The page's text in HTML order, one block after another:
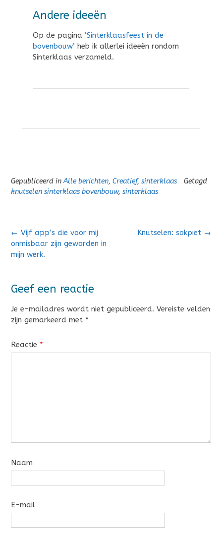
Andere ideeën
Op de pagina ‘Sinterklaasfeest in de
bovenbouw‘ heb ik allerlei ideeën rondom
Sinterklaas verzameld.
Gepubliceerd inAlle berichten, Creatief, sinterklaas
Getagd
knutselen sinterklaas bovenbouw, sinterklaas
Bericht
navigatie
Knutselen: sokpiet →
← Vijf app’s die voor mij
onmisbaar zijn geworden in
mijn werk.
Geef een reactie
Je e-mailadres wordt niet gepubliceerd. Vereiste velden
zijn gemarkeerd met *
Reactie *
Naam
E-mail